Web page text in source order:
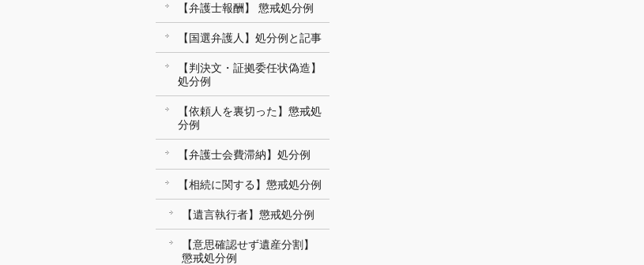
【弁護士報酬】 懲戒処分例
【国選弁護人】処分例と記事
【判決文・証拠委任状偽造】
処分例
【依頼人を裏切った】懲戒処
分例
【弁護士会費滞納】処分例
【相続に関する】懲戒処分例
【遺言執行者】懲戒処分例
【意思確認せず遺産分割】
懲戒処分例